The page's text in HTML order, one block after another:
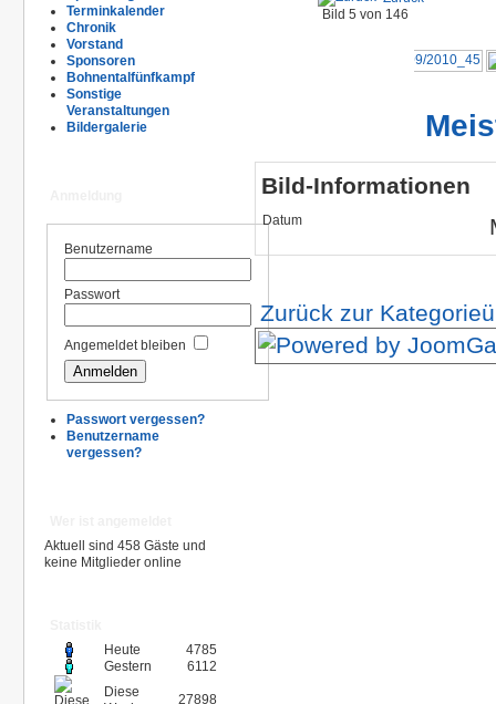
Terminkalender
Chronik
Vorstand
Sponsoren
Bohnentalfünfkampf
Sonstige
Veranstaltungen
Bildergalerie
Benutzername
Passwort
Angemeldet bleiben
Passwort vergessen?
Benutzername
vergessen?
Aktuell sind 458 Gäste und
keine Mitglieder online
Heute
4785
Gestern
6112
Diese
27898
Bild 5 von 146
Bild-Informationen
Datum
Zurück zur